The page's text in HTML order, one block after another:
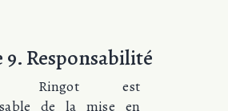
Responsabilité
Ringot est
de la mise en